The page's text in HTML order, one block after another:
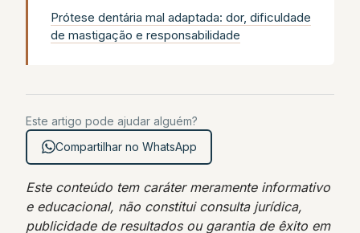
Prótese dentária mal adaptada: dor, dificuldade
de mastigação e responsabilidade
Este artigo pode ajudar alguém?
Compartilhar no WhatsApp
Este conteúdo tem caráter meramente informativo
e educacional, não constitui consulta jurídica,
publicidade de resultados ou garantia de êxito em